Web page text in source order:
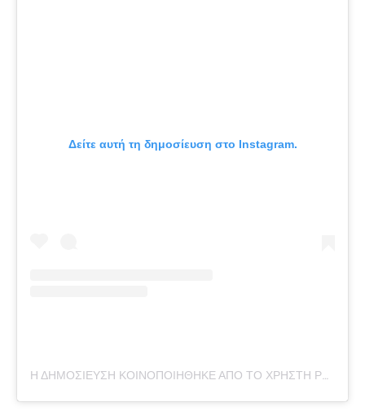
Δείτε αυτή τη δημοσίευση στο Instagram.
Η ΔΗΜΟΣΊΕΥΣΗ ΚΟΙΝΟΠΟΙΉΘΗΚΕ ΑΠΌ ΤΟ ΧΡΉΣΤΗ ΡΟΥΒΊΚΩΝΑΣ (@ROUVIKONAS)